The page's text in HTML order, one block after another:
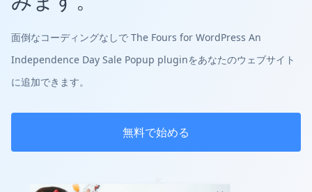
面倒なコーディングなしで The Fours for WordPress An
Independence Day Sale Popup pluginをあなたのウェブサイト
に追加できます。
無料で始める